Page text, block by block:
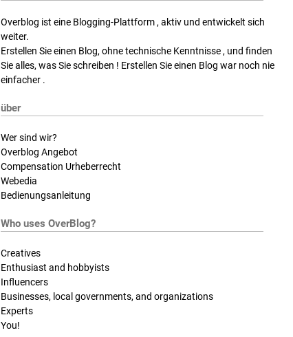
Overblog ist eine Blogging-Plattform , aktiv und entwickelt sich
weiter.
Erstellen Sie einen Blog, ohne technische Kenntnisse , und finden
Sie alles, was Sie schreiben ! Erstellen Sie einen Blog war noch nie
einfacher .
über
Wer sind wir?
Overblog Angebot
Compensation Urheberrecht
Webedia
Bedienungsanleitung
Who uses OverBlog?
Creatives
Enthusiast and hobbyists
Influencers
Businesses, local governments, and organizations
Experts
You!